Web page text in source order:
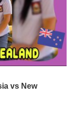
vs New